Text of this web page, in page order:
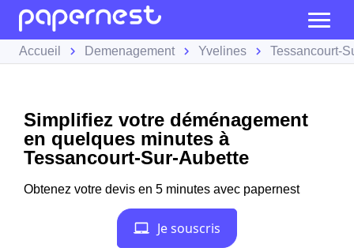
Accueil Demenagement Yvelines Tessancourt-